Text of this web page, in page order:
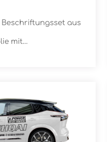
aus
mit
ist Rückstandsfrei